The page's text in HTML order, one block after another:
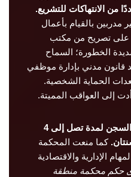
من الانتهاكات للتشريع.
مدربين بالقيام بأعمال
على تصريح من مكتب
الخطورة؛ السماح
مدني بإدارة موظفي
الحماية الشخصية.
إلى العواقب المميتة.
السجن لمدة تصل إلى 4
كما منعت المحكمة
الإدارية والاقتصادية
حكم محكمة منطقة